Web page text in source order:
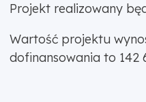
Projekt realizowany
Wartość projektu
dofinansowania to 142